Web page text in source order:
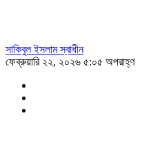
সাকিবুল ইসলাম স্বাধীন
ফেব্রুয়ারি ২২, ২০২৬ ৫:০৫ অপরাহ্ণ